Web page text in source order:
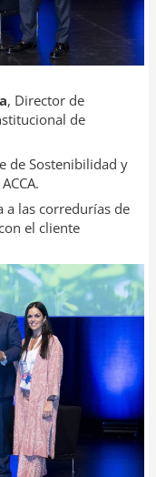
, Director de
de
de Sostenibilidad y
a las corredurías de
el cliente